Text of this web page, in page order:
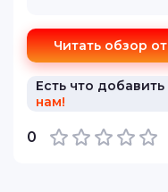
Читать обзор
Есть что
нам!
0